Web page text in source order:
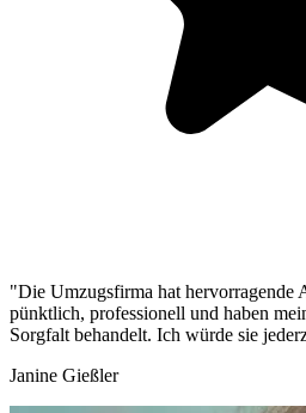
"Die Umzugsfirma hat hervorragende
pünktlich, professionell und haben
Sorgfalt behandelt. Ich würde sie
Janine Gießler